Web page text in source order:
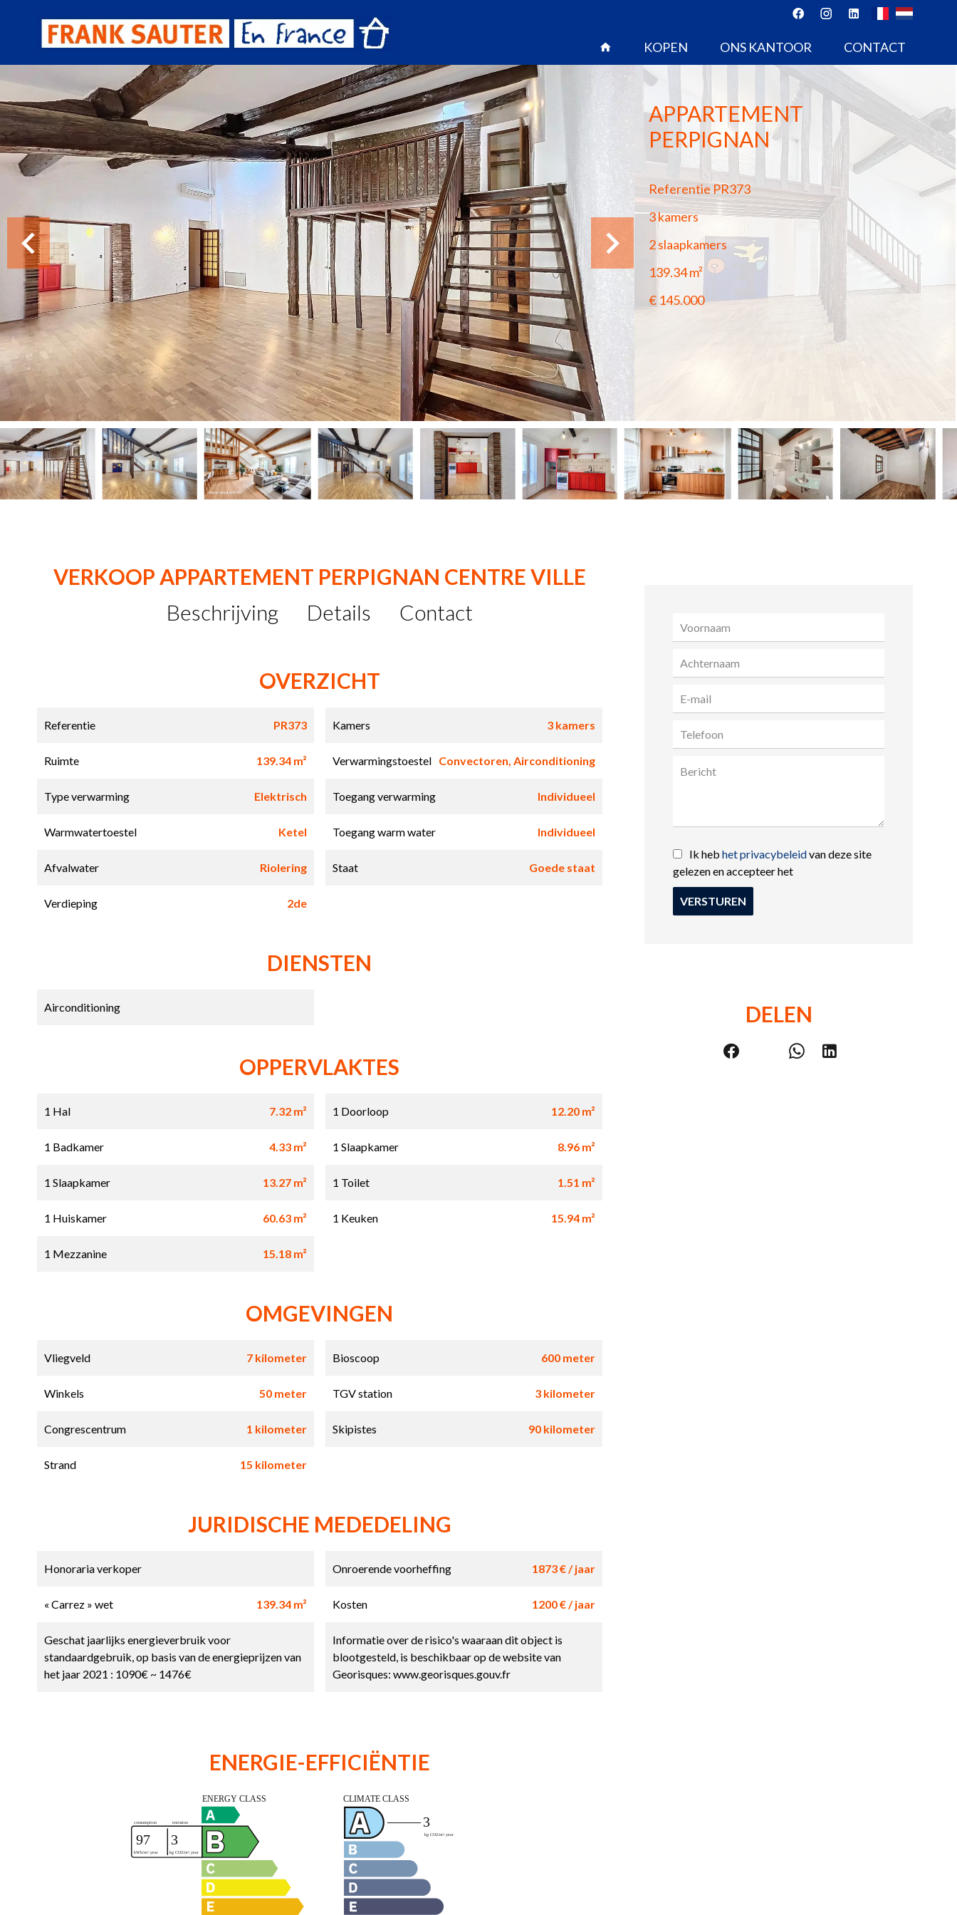
KOPEN ONS KANTOOR CONTACT
APPARTEMENT
PERPIGNAN
ReferentiePR373
3 kamers
2 slaapkamers
139.34m²
€ 145.000
VERKOOP APPARTEMENT PERPIGNAN CENTRE VILLE
Beschrijving
Details Contact
OVERZICHT
Referentie PR373 Kamers 3 kamers
Ruimte 139.34 m² Verwarmingstoestel Convectoren, Airconditioning
Type verwarming Elektrisch Toegang verwarming Individueel
Warmwatertoestel Ketel Toegang warm water Individueel
Afvalwater Riolering Staat Goede staat
Verdieping 2de
DIENSTEN
Airconditioning
OPPERVLAKTES
1 Hal 7.32 m² 1 Doorloop 12.20 m²
1 Badkamer 4.33 m² 1 Slaapkamer 8.96 m²
1 Slaapkamer 13.27 m² 1 Toilet 1.51 m²
1 Huiskamer 60.63 m² 1 Keuken 15.94 m²
1 Mezzanine 15.18 m²
OMGEVINGEN
Vliegveld 7 kilometer Bioscoop 600 meter
Winkels 50 meter TGV station 3 kilometer
Congrescentrum 1 kilometer Skipistes 90 kilometer
Strand 15 kilometer
JURIDISCHE MEDEDELING
Honoraria verkoper Onroerende voorheffing 1873 € / jaar
« Carrez » wet 139.34 m² Kosten 1200 € / jaar
Geschat jaarlijks energieverbruik voor
standaardgebruik, op basis van de energieprijzen van
het jaar 2021 : 1090€ ~ 1476€
Informatie over de risico's waaraan dit object is
blootgesteld, is beschikbaar op de website van
Georisques: www.georisques.gouv.fr
ENERGIE-EFFICIËNTIE
Ik hebhet privacybeleidvan deze site
gelezen en accepteer het
VERSTUREN
DELEN